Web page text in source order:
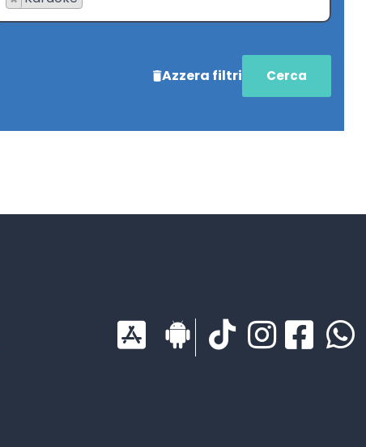
Azzera filtri